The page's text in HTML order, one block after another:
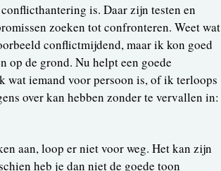
is. Daar zijn testen en
zoeken tot confronteren. Weet wat
conflictmijdend, maar ik kon goed
op de grond. Nu helpt een goede
wat iemand voor persoon is, of ik terloops
over kan hebben zonder te vervallen in:
aan, loop er niet voor weg. Het kan zijn
heb je dan niet de goede toon